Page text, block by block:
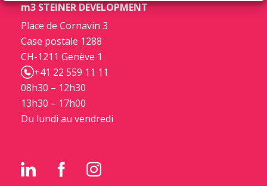
m3 STEINER DEVELOPMENT
Place de Cornavin 3
Case postale 1288
CH-1211 Genève 1
+41 22 559 11 11
08h30 – 12h30
13h30 – 17h00
Du lundi au vendredi